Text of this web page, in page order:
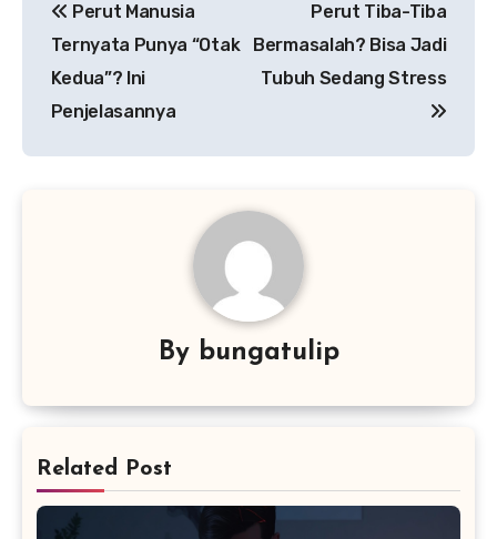
pos
Perut Manusia
Ternyata Punya “Otak
Kedua”? Ini
Penjelasannya
Perut Tiba-Tiba
Bermasalah? Bisa Jadi
Tubuh Sedang Stress
By bungatulip
Related Post